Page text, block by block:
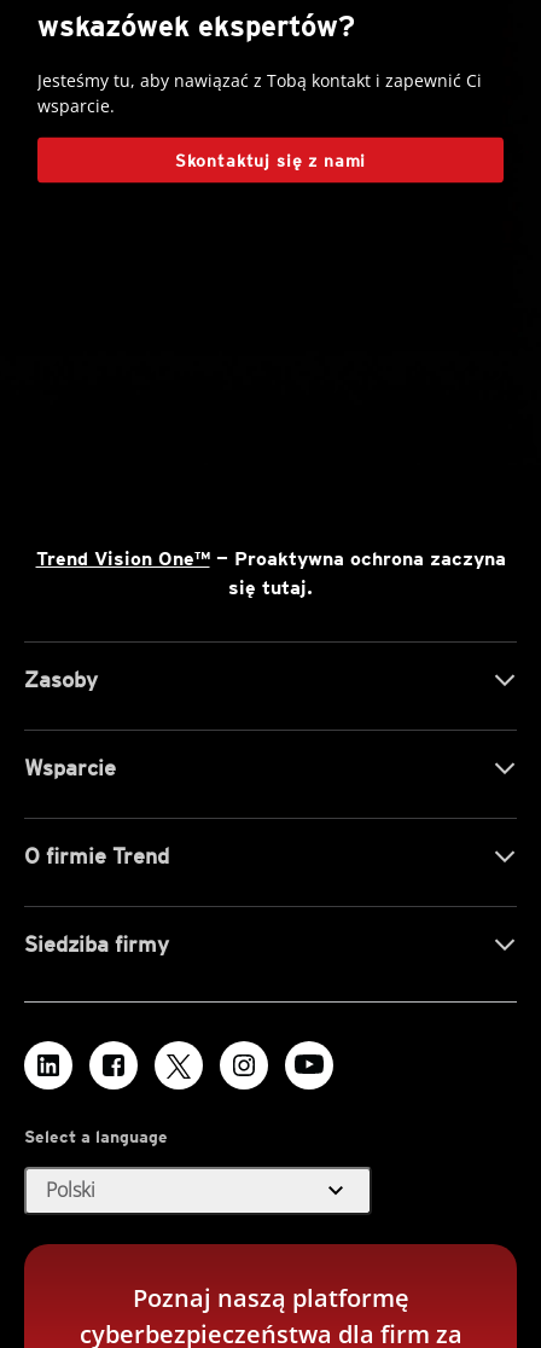
wskazówek ekspertów?
Jesteśmy tu, aby nawiązać z Tobą kontakt i zapewnić Ci
wsparcie.
Skontaktuj się z nami
Trend Vision One™— Proaktywna ochrona zaczyna
się tutaj.
Zasoby
Wsparcie
O firmie Trend
Siedziba firmy
Select a language
Polski expand_more
Poznaj naszą platformę
cyberbezpieczeństwa dla firm za